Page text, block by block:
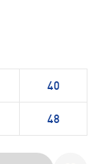
40
48